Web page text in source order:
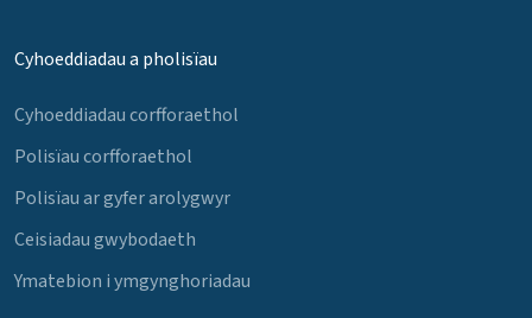
Cyhoeddiadau a pholisïau
Cyhoeddiadau corfforaethol
Polisïau corfforaethol
Polisïau ar gyfer arolygwyr
Ceisiadau gwybodaeth
Ymatebion i ymgynghoriadau